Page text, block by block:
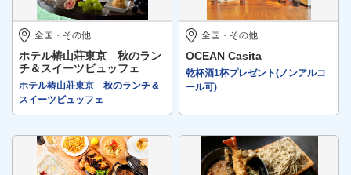
全国・その他
ホテル椿山荘東京 秋のラン
チ＆スイーツビュッフェ
ホテル椿山荘東京 秋のランチ＆
スイーツビュッフェ
全国・その他
OCEAN Casita
乾杯酒1杯プレゼント(ノンアルコ
ール可)